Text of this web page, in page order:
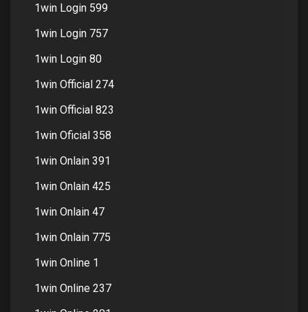
1win Login 599
1win Login 757
1win Login 80
1win Official 274
1win Official 823
1win Oficial 358
1win Onlain 391
1win Onlain 425
1win Onlain 47
1win Onlain 775
1win Online 1
1win Online 237